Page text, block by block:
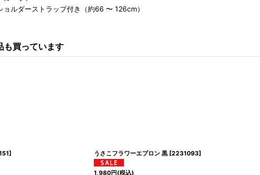
ルダーストラップ付き（約66 〜 126cm）
も買っています
]
うさこフラワーエプロン 黒 [2231093]
1,980円(税込)